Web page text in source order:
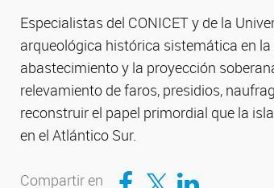
Especialistas del CONICET y de la
arqueológica histórica sistemática en
abastecimiento y la proyección
relevamiento de faros, presidios,
reconstruir el papel primordial que la
en el Atlántico Sur.
Compartir en
Compartir en Facebook
Compartir en TwitterCompartir en LinkedIn